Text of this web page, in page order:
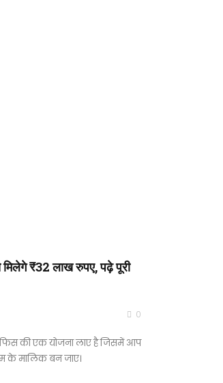
₹32 लाख रुपए, पढ़े पूरी
0
की एक योजना लाए है जिसमें आप
के मालिक बन जाए।